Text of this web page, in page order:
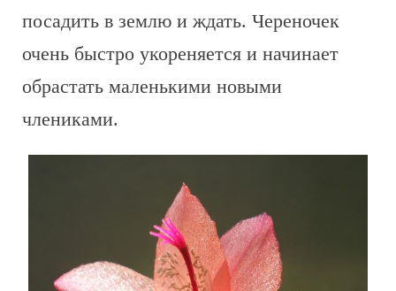
посадить в землю и ждать. Череночек
очень быстро укореняется и начинает
обрастать маленькими новыми
члениками.